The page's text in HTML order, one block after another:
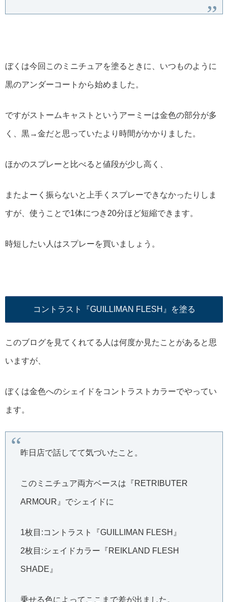
ぼくは今回このミニチュアを塗るときに、いつものように
黒のアンダーコートから始めました。
ですがストームキャストというアーミーは金色の部分が多
く、黒→金だと思っていたより時間がかかりました。
ほかのスプレーと比べると値段が少し高く、
またよーく振らないと上手くスプレーできなかったりしま
すが、使うことで1体につき20分ほど短縮できます。
時短したい人はスプレーを買いましょう。
コントラスト『GUILLIMAN FLESH』を塗る
このブログを見てくれてる人は何度か見たことがあると思
いますが、
ぼくは金色へのシェイドをコントラストカラーでやってい
ます。
昨日店で話してて気づいたこと。
このミニチュア両方ベースは『RETRIBUTER
ARMOUR』でシェイドに
1枚目:コントラスト『GUILLIMAN FLESH』
2枚目:シェイドカラー『REIKLAND FLESH
SHADE』
乗せる色によってここまで差が出ました。